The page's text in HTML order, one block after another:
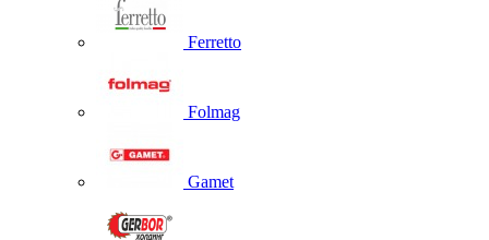
Ferretto
Folmag
Gamet